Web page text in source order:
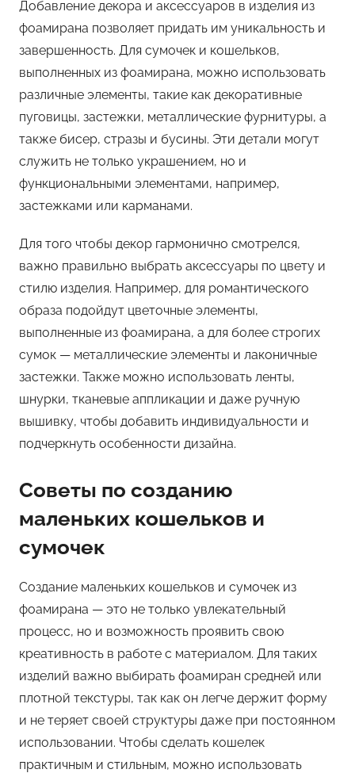
Добавление декора и аксессуаров в изделия из
фоамирана позволяет придать им уникальность и
завершенность. Для сумочек и кошельков,
выполненных из фоамирана, можно использовать
различные элементы, такие как декоративные
пуговицы, застежки, металлические фурнитуры, а
также бисер, стразы и бусины. Эти детали могут
служить не только украшением, но и
функциональными элементами, например,
застежками или карманами.
Для того чтобы декор гармонично смотрелся,
важно правильно выбрать аксессуары по цвету и
стилю изделия. Например, для романтического
образа подойдут цветочные элементы,
выполненные из фоамирана, а для более строгих
сумок — металлические элементы и лаконичные
застежки. Также можно использовать ленты,
шнурки, тканевые аппликации и даже ручную
вышивку, чтобы добавить индивидуальности и
подчеркнуть особенности дизайна.
Советы по созданию
маленьких кошельков и
сумочек
Создание маленьких кошельков и сумочек из
фоамирана — это не только увлекательный
процесс, но и возможность проявить свою
креативность в работе с материалом. Для таких
изделий важно выбирать фоамиран средней или
плотной текстуры, так как он легче держит форму
и не теряет своей структуры даже при постоянном
использовании. Чтобы сделать кошелек
практичным и стильным, можно использовать